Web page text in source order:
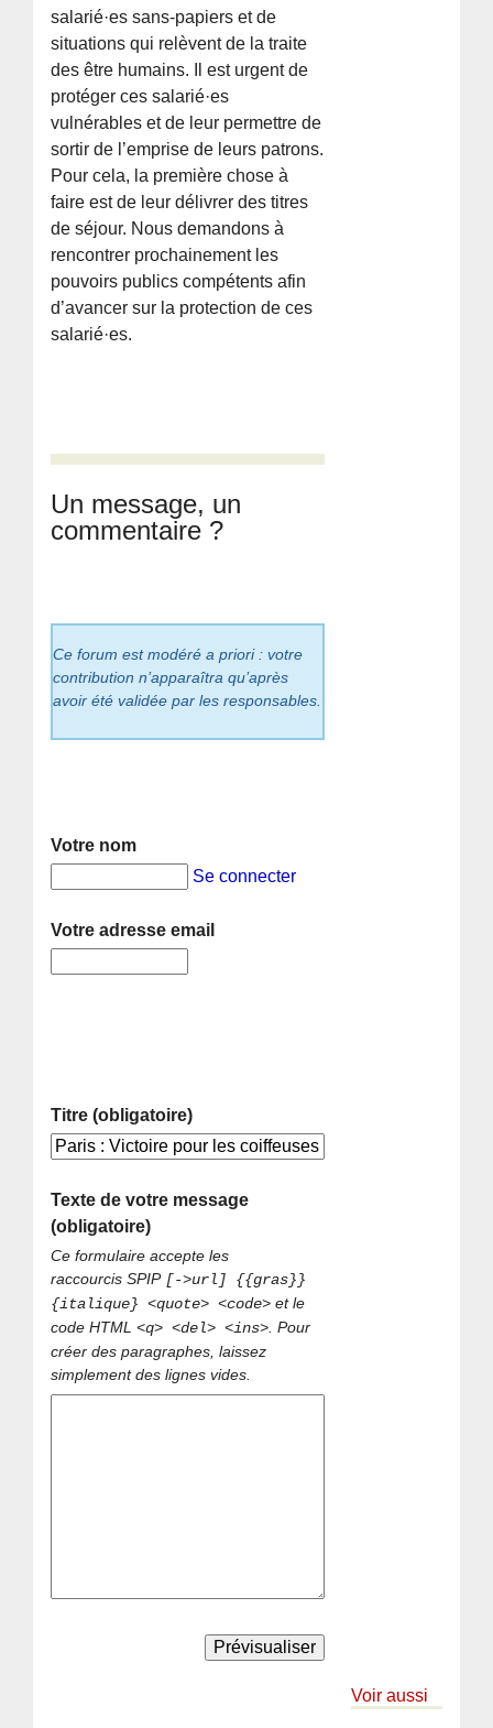
salarié·es sans-papiers et de
situations qui relèvent de la traite
des être humains. Il est urgent de
protéger ces salarié·es
vulnérables et de leur permettre de
sortir de l’emprise de leurs patrons.
Pour cela, la première chose à
faire est de leur délivrer des titres
de séjour. Nous demandons à
rencontrer prochainement les
pouvoirs publics compétents afin
d’avancer sur la protection de ces
salarié·es.
Un message, un
commentaire ?
Ce forum est modéré a priori : votre
contribution n’apparaîtra qu’après
avoir été validée par les responsables.
Votre nom
Se connecter
Votre adresse email
Titre (obligatoire)
Texte de votre message
(obligatoire)
Ce formulaire accepte les
raccourcis SPIP [->url] {{gras}}
{italique} <quote> <code> et le
code HTML<q> <del> <ins> . Pour
créer des paragraphes, laissez
simplement des lignes vides.
Voir aussi